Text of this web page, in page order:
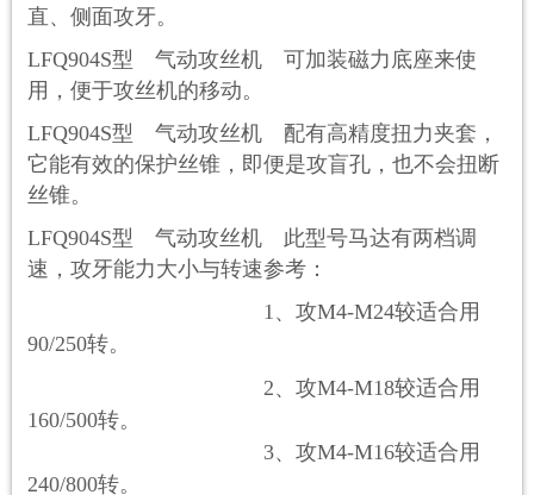
直、侧面攻牙。
LFQ904S型 气动攻丝机 可加装磁力底座来使
用，便于攻丝机的移动。
LFQ904S型 气动攻丝机 配有高精度扭力夹套，
它能有效的保护丝锥，即便是攻盲孔，也不会扭断
丝锥。
LFQ904S型 气动攻丝机 此型号马达有两档调
速，攻牙能力大小与转速参考：
1 、攻M4-M24较适合用
90/250转。
2、攻M4-M18较适合用
160/500转。
3、攻M4-M16较适合用
240/800转。